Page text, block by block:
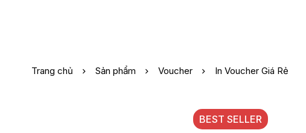
Trang chủ Sản phẩm Voucher In Voucher Giá Rẻ
BEST SELLER